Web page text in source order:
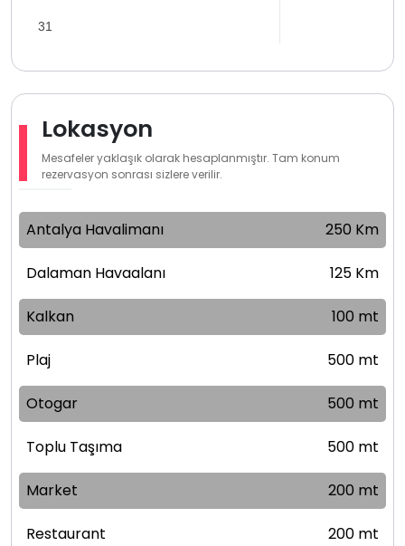
31
Lokasyon
Mesafeler yaklaşık olarak hesaplanmıştır. Tam konum
rezervasyon sonrası sizlere verilir.
Antalya Havalimanı 250 Km
Dalaman Havaalanı 125 Km
Kalkan 100 mt
Plaj 500 mt
Otogar 500 mt
Toplu Taşıma 500 mt
Market 200 mt
Restaurant 200 mt